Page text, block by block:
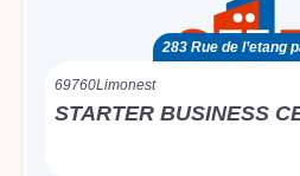
283 Rue de l’etang
69760Limonest
STARTER BUSINESS